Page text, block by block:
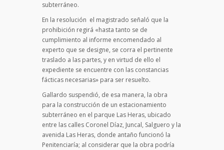
subterráneo.
En la resolución el magistrado señaló que la
prohibición regirá «hasta tanto se de
cumplimiento al informe encomendado al
experto que se designe, se corra el pertinente
traslado a las partes, y en virtud de ello el
expediente se encuentre con las constancias
fácticas necesarias» para ser resuelto.
Gallardo suspendió, de esa manera, la obra
para la construcción de un estacionamiento
subterráneo en el parque Las Heras, ubicado
entre las calles Coronel Díaz, Juncal, Salguero y la
avenida Las Heras, donde antaño funcionó la
Penitenciaría; al considerar que la obra podría